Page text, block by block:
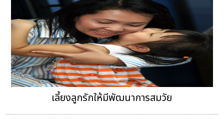
เลี้ยงลูกรักให้มีพัฒนาการสมวัย